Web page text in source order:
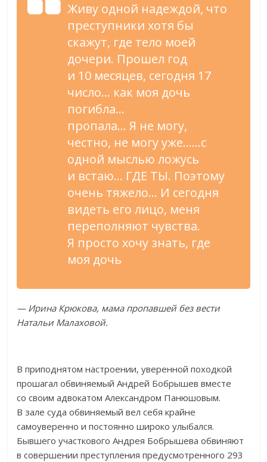
Живу одной надеждой, что
преступники хотя бы
скажут, где тело моей
дочери. Прошел год
и 10 месяцев, сегодня 17
число… как моя дочь
погибла…
пропала… Я не могу,
честно, не могу уже……с
одной мыслью ложусь
и встаю… ГДЕ ТЫ. Поэтому
очень тяжело… И сегодня
видеть его лицо, меня
переполняют чувства.
Я просто хочу знать, где
моя дочь
— Ирина Крюкова, мама пропавшей без вести
Натальи Малаховой.
В приподнятом настроении, уверенной походкой
прошагал обвиняемый Андрей Бобрышев вместе
со своим адвокатом Александром Панюшовым.
В зале суда обвиняемый вел себя крайне
самоуверенно и постоянно широко улыбался.
Бывшего участкового Андрея Бобрышева обвиняют
в совершении преступления предусмотренного 293